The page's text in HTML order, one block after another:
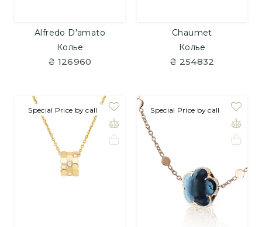
Alfredo D'amato
Колье
₴ 126960
Chaumet
Колье
₴ 254832
Special Price by call Special Price by call